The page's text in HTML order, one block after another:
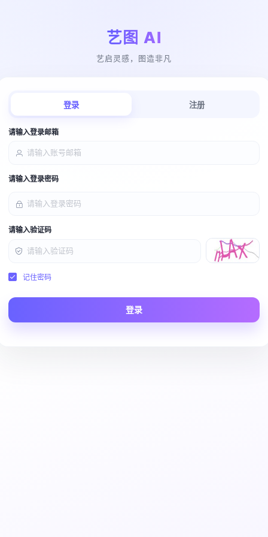
艺图 AI
艺启灵感，图造非凡
登录 注册
请输入登录邮箱
请输入登录密码
请输入验证码
记住密码
登录